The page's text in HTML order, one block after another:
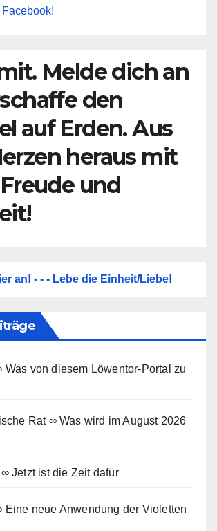
Melde dich an
den
auf Erden. Aus
heraus mit
und
an! - - - Lebe die Einheit/Liebe!
Was von diesem Löwentor-Portal zu
Rat ∞ Was wird im August 2026
Jetzt ist die Zeit dafür
Eine neue Anwendung der Violetten